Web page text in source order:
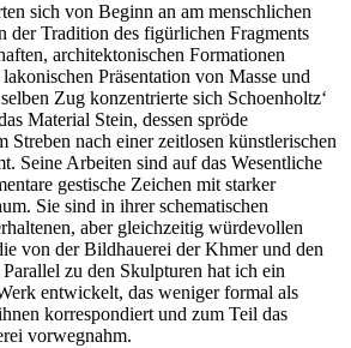
sich von Beginn an am menschlichen
der Tradition des figürlichen Fragments
architektonischen Formationen
Präsentation von Masse und
Zug konzentrierte sich Schoenholtz‘
Material Stein, dessen spröde
Streben nach einer zeitlosen künstlerischen
Seine Arbeiten sind auf das Wesentliche
gestische Zeichen mit starker
Sie sind in ihrer schematischen
aber gleichzeitig würdevollen
von der Bildhauerei der Khmer und den
zu den Skulpturen hat ich ein
entwickelt, das weniger formal als
korrespondiert und zum Teil das
vorwegnahm.